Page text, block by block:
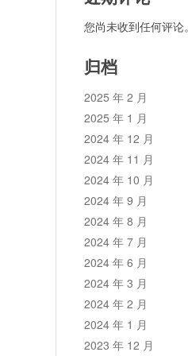
您尚未收到任何评论。
归档
2025 年 2 月
2025 年 1 月
2024 年 12 月
2024 年 11 月
2024 年 10 月
2024 年 9 月
2024 年 8 月
2024 年 7 月
2024 年 6 月
2024 年 3 月
2024 年 2 月
2024 年 1 月
2023 年 12 月